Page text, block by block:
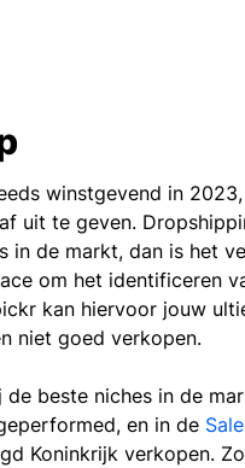
winstgevend in
uit te geven.
in de markt, dan is het
om het identificeren
kan hiervoor jouw
niet goed verkopen.
de beste niches in de
en in de
Koninkrijk verkopen.